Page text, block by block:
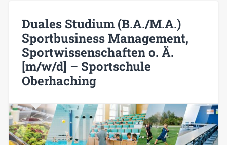
Duales Studium (B.A./M.A.)
Sportbusiness Management,
Sportwissenschaften o. Ä.
[m/w/d] – Sportschule
Oberhaching